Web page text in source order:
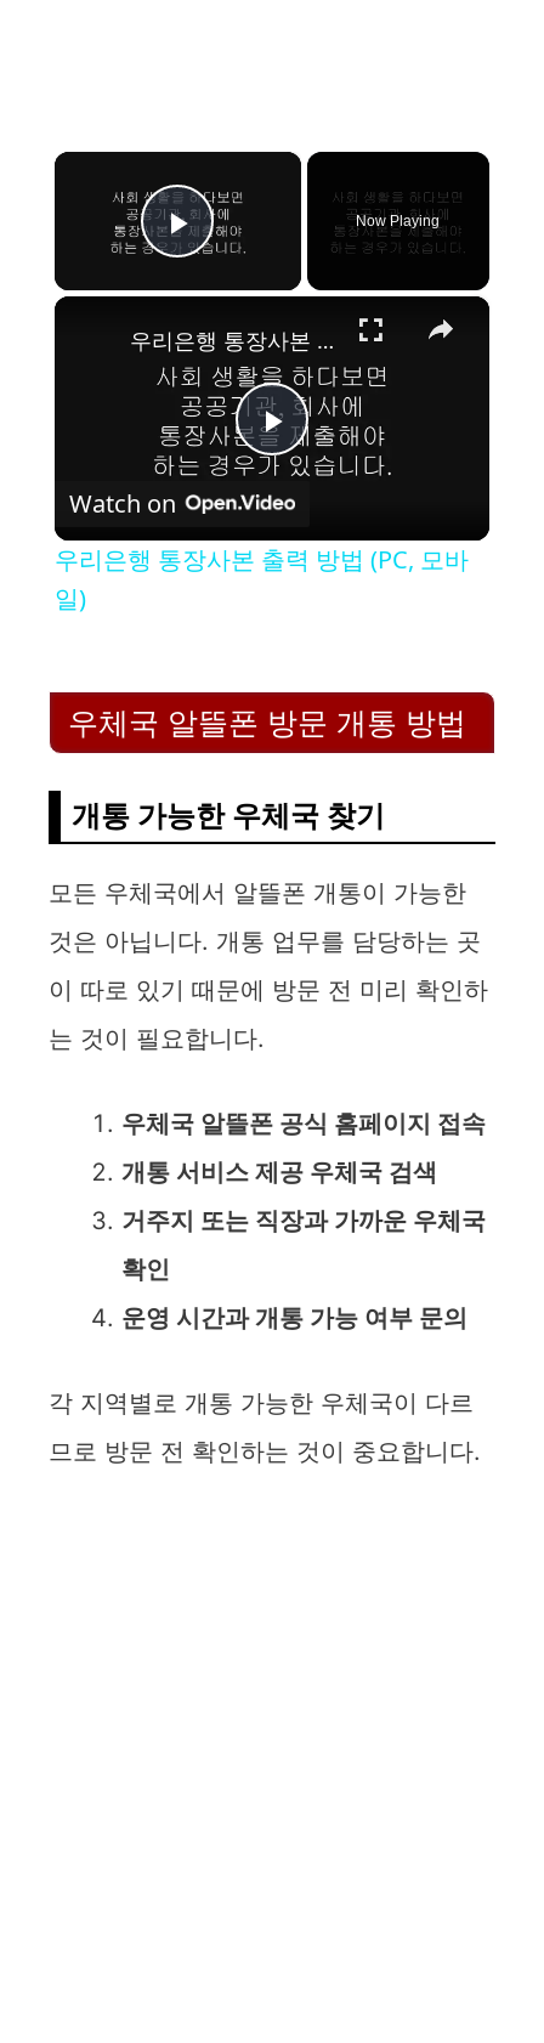
×
Play Video
Now Playing
×
P
V
i
d
e
우리은행 통장사본 출력 방법 (PC, 모바일)
Watch on
우리은행 통장사본 출력 방법 (PC, 모바
일)
우체국 알뜰폰 방문 개통 방법
개통 가능한 우체국 찾기
모든 우체국에서 알뜰폰 개통이 가능한
것은 아닙니다. 개통 업무를 담당하는 곳
이 따로 있기 때문에 방문 전 미리 확인하
는 것이 필요합니다.
우체국 알뜰폰 공식 홈페이지 접속
개통 서비스 제공 우체국 검색
거주지 또는 직장과 가까운 우체국
확인
운영 시간과 개통 가능 여부 문의
각 지역별로 개통 가능한 우체국이 다르
므로 방문 전 확인하는 것이 중요합니다.